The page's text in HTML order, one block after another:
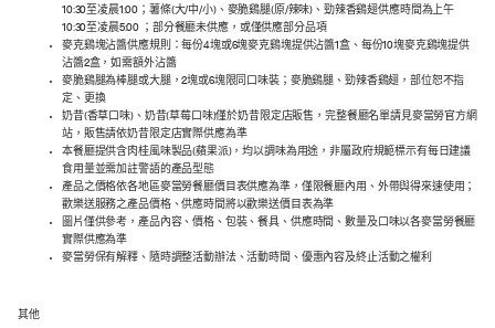
10:30至凌晨1:00；薯條(大/中/小)、麥脆鷄腿(原/辣味)、勁辣香鷄翅供應時間為上午
10:30至凌晨5:00 ；部分餐廳未供應，或僅供應部分品項
麥克鷄塊沾醬供應規則：每份4塊或6塊麥克鷄塊提供沾醬1盒、每份10塊麥克鷄塊提供
沾醬2盒，如需額外沾醬
麥脆鷄腿為棒腿或大腿，2塊或6塊限同口味裝；麥脆鷄腿、勁辣香鷄翅，部位恕不指
定、更換
奶昔(香草口味)、奶昔(草莓口味)僅於奶昔限定店販售，完整餐廳名單請見麥當勞官方網
站，販售請依奶昔限定店實際供應為準
本餐廳提供含肉桂風味製品(蘋果派)，均以調味為用途，非屬政府規範標示有每日建議
食用量並需加註警語的產品型態
產品之價格依各地區麥當勞餐廳價目表供應為準，僅限餐廳內用、外帶與得來速使用；
歡樂送服務之產品價格、供應時間將以歡樂送價目表為準
圖片僅供參考，產品內容、價格、包裝、餐具、供應時間、數量及口味以各麥當勞餐廳
實際供應為準
麥當勞保有解釋、隨時調整活動辦法、活動時間、優惠內容及終止活動之權利
其他